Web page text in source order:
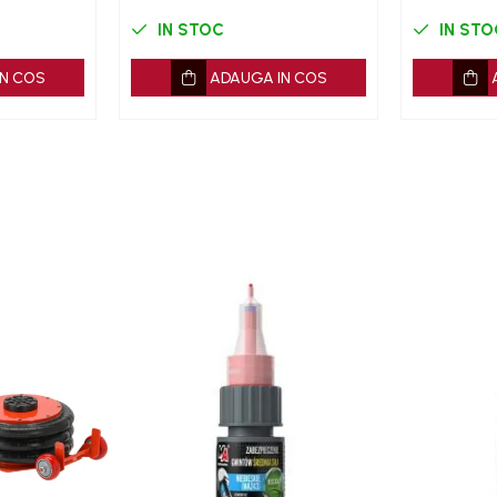
COS
IN STOC
ADAUGA IN COS
IN